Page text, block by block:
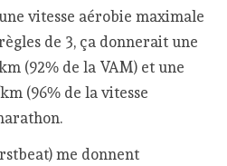
vitesse aérobie maximale
de 3, ça donnerait une
(92% de la VAM) et une
(96% de la vitesse
me donnent